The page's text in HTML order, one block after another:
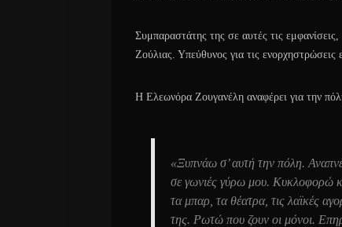
Συμπαραστάτης της σε αυτές τις
Ζούλιας. Υπεύθυνος για τις
Η Ελεωνόρα Ζουγανέλη αναφέρει για την
«Ξυπνάω σ’ αυτή την πόλη.
σε γωνιές γύρω μου. Κυκλοφορώ
τα μπαρ, τα θέατρα, τις λαϊκές
της. Ρωτώ που ζουν οι μόνοι.